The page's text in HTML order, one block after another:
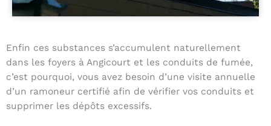
Enfin ces substances s’accumulent naturellement
dans les foyers à Angicourt et les conduits de fumée,
c’est pourquoi, vous avez besoin d’une visite annuelle
d’un ramoneur certifié afin de vérifier vos conduits et
supprimer les dépôts excessifs.